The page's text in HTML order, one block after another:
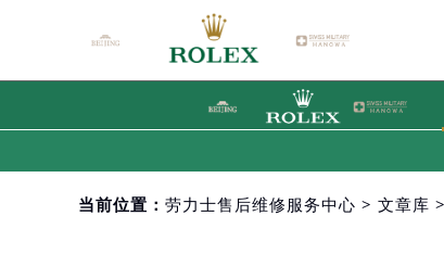
当前位置： 劳力士售后维修服务中心 > 文章库